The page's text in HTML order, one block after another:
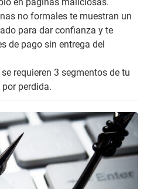
no formales te muestran un
para dar confianza y te
de pago sin entrega del
requieren 3 segmentos de tu
perdida.